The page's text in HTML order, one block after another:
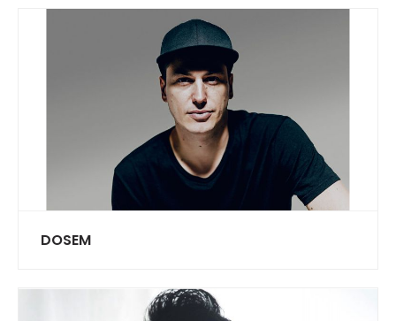
DOSEM